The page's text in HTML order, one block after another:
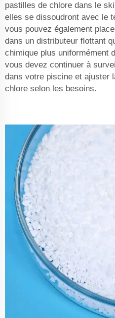
pastilles de chlore dans le
elles se dissoudront avec le
vous pouvez également
dans un distributeur flottant
chimique plus uniformément
vous devez continuer à
dans votre piscine et ajuster
chlore selon les besoins.